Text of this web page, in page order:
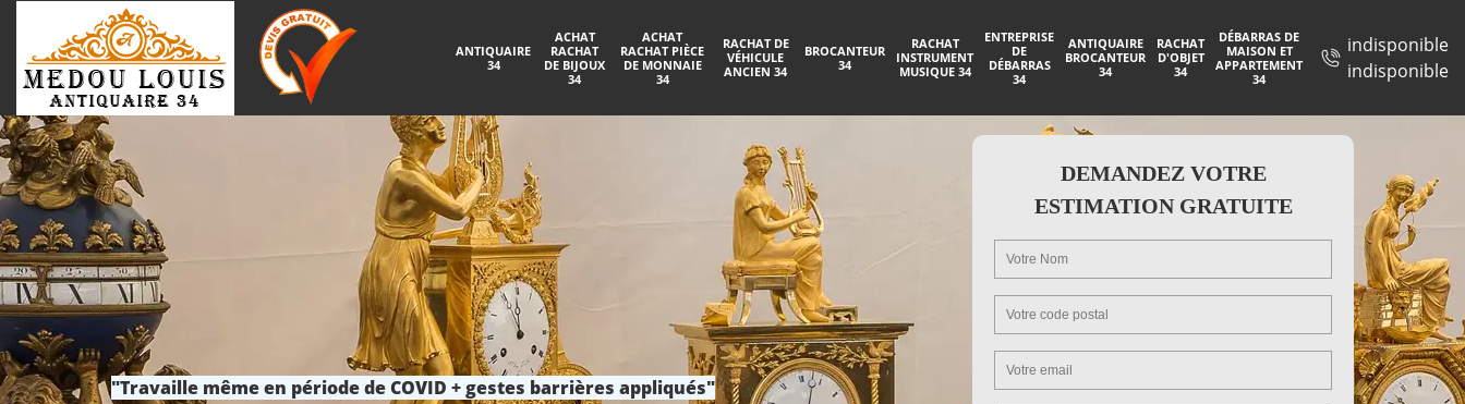
ANTIQUAIRE
34
ACHAT
RACHAT
DE BIJOUX
34
ACHAT
RACHAT PIÈCE
DE MONNAIE
34
RACHAT DE
VÉHICULE
ANCIEN 34
BROCANTEUR
34
RACHAT
INSTRUMENT
MUSIQUE 34
ENTREPRISE
DE
DÉBARRAS
34
ANTIQUAIRE
BROCANTEUR
34
RACHAT
D'OBJET
34
DÉBARRAS DE
MAISON ET
APPARTEMENT
34
indisponible
indisponible
"Travaille même en période de COVID + gestes barrières appliqués"
DEMANDEZ VOTRE
ESTIMATION GRATUITE